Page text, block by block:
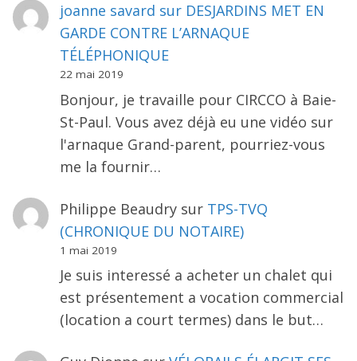
joanne savard sur DESJARDINS MET EN
GARDE CONTRE L’ARNAQUE
TÉLÉPHONIQUE
22 mai 2019
Bonjour, je travaille pour CIRCCO à Baie-
St-Paul. Vous avez déjà eu une vidéo sur
l'arnaque Grand-parent, pourriez-vous
me la fournir…
Philippe Beaudrysur TPS-TVQ
(CHRONIQUE DU NOTAIRE)
1 mai 2019
Je suis interessé a acheter un chalet qui
est présentement a vocation commercial
(location a court termes) dans le but…